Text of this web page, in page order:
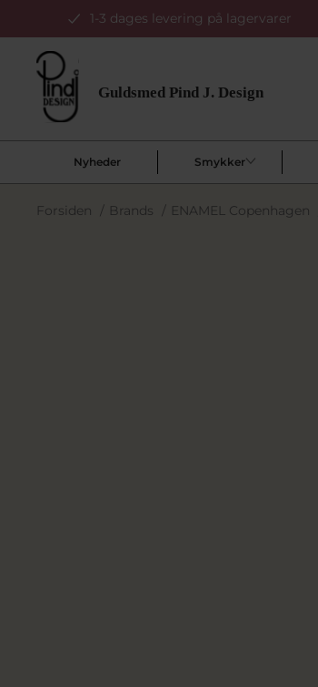
1-3 dages levering på lagervarer
Nyheder Smykker
Forsiden / Brands / ENAMEL Copenhagen